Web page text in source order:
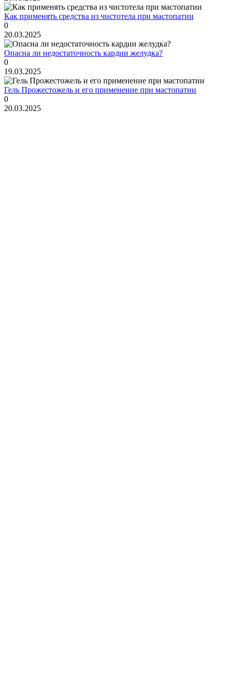
Как применять средства из чистотела при мастопатии
0
20.03.2025
Опасна ли недостаточность кардии желудка?
0
19.03.2025
Гель Прожестожель и его применение при мастопатии
0
20.03.2025